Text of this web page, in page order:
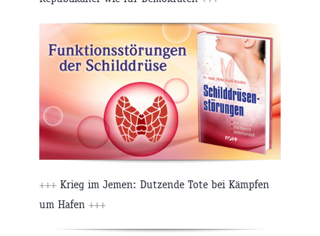
+++ Krieg im Jemen: Dutzende Tote bei Kämpfen
um Hafen +++